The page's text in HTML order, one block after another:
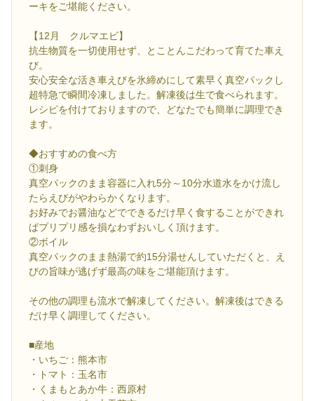
ーキをご堪能ください。
【12月 クルマエビ】
抗生物質を一切使用せず、とことんこだわって育てた車え
び。
安心安全な活き車えびを氷締めにして素早く真空パックし
超特急で瞬間冷凍しました。解凍後は生で食べられます。
レシピを付けておりますので、どなたでも簡単に調理でき
ます。
◆おすすめの食べ方
①刺身
真空パックのまま容器に入れ5分～10分水道水をかけ流し
たらえびがやわらかくなります。
お好みでお醤油などでできるだけ早く食することができれ
ばプリプリ感を損なわずおいしく頂けます。
②ボイル
真空パックのまま熱湯で約15分湯せんしていただくと、え
びの旨味が逃げず最高の味をご堪能頂けます。
その他の調理も流水で解凍してください。解凍後はできる
だけ早く調理してください。
■産地
・いちご：熊本市
・トマト：玉名市
・くまもとあか牛：西原村